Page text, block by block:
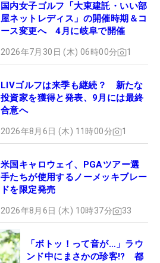
国内女子ゴルフ「大東建託・いい部
屋ネットレディス」の開催時期＆コ
ース変更へ 4月に岐阜で開催
2026年7月30日 (木) 06時00分 1
LIVゴルフは来季も継続？ 新たな
投資家を獲得と発表、9月には最終
合意へ
2026年8月6日 (木) 11時00分 1
米国キャロウェイ、PGAツアー選
手たちが使用するノーメッキブレー
ドを限定発売
2026年8月6日 (木) 10時37分 33
「ボトッ！って音が…」ラウ
ンド中にまさかの珍客!? 都